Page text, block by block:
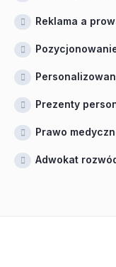
Reklama a
Prezenty
Prawo
Adwokat